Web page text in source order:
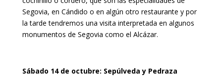
Segovia, en Cándido o en algún otro restaurante y por
la tarde tendremos una visita interpretada en algunos
monumentos de Segovia como el Alcázar.
Sábado 14 de octubre: Sepúlveda y Pedraza